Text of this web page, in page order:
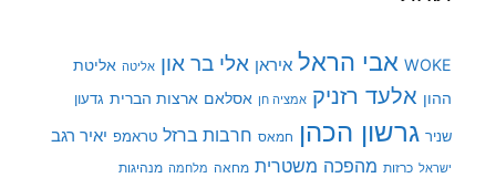
WOKE אבי הראל איראן אלי בר און אליטה אליטת
ההון אלעד רזניק אמציה חן אסלאם ארצות הברית גדעון
שניר גרשון הכהן חמאס חרבות ברזל טראמפ יאיר רגב
ישראל כרזות מהפכה משטרית מחאה מלחמה מנהיגות